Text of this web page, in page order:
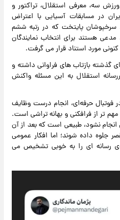
سه، معرفی استقلال، تراکتور و
در مسابقات آسیایی با اعتراض
پایتخت که در رتبه ششم
مدعی هستند برای انتخاب نمایندگان
مورد استناد قرار می گرفت.
گذشته بازتاب های فراوانی داشته و
استقلال به این مسئله واکنش
فوتبال حرفه‌ای، انجام درست وظایف
تر از فرافکنی و بهانه تراشی است.
نشود، طبیعی است که بعد از آن
جلوه داده شوند؛ اما افکار عمومی
رسانه ای را به خوبی تشخیص می